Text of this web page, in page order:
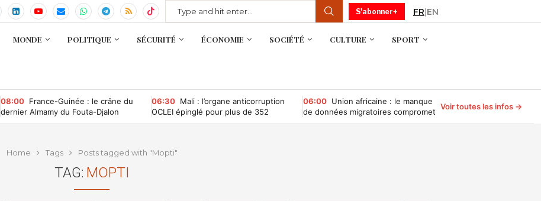
S'abonner+ FR|EN
MONDE POLITIQUE SÉCURITÉ ÉCONOMIE SOCIÉTÉ CULTURE SPORT
08:00 France-Guinée : le crâne du
dernier Almamy du Fouta-Djalon
06:30 Mali : l’organe anticorruption
OCLEI épinglé pour plus de 352
06:00 Union africaine : le manque
de données migratoires compromet
Voir toutes les infos →
Home Tags Posts tagged with "Mopti"
TAG: MOPTI